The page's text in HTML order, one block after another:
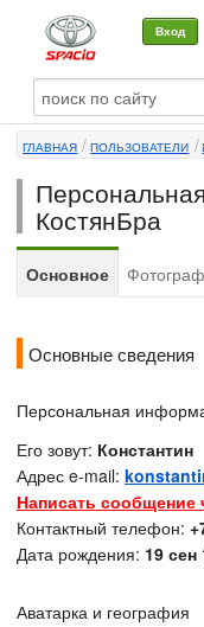
Вход
О машине
Автоклуб
Форумы
Сервисы и услуги
ГЛАВНАЯ ПОЛЬЗОВАТЕЛИ
КостянБра
Основное
Основные сведения
Персональная
Его зовут: Константин
Адрес e-mail:
Написать сообщение
Контактный телефон:
Дата рождения: 19 сен
Аватарка и география